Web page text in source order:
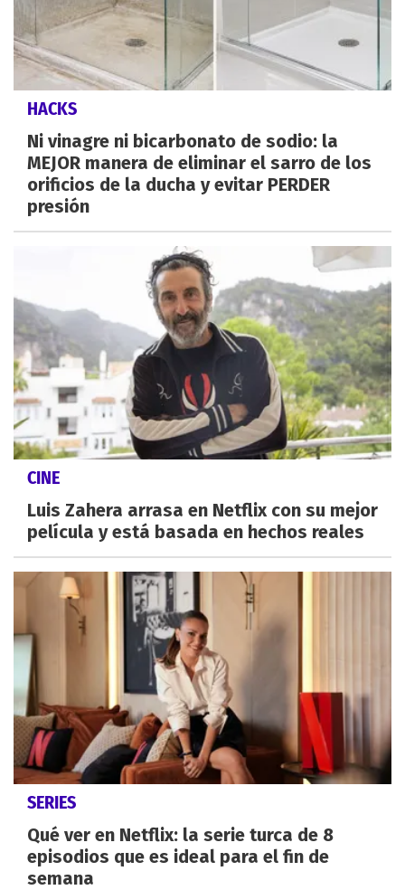
HACKS
Ni vinagre ni bicarbonato de sodio: la
MEJOR manera de eliminar el sarro de los
orificios de la ducha y evitar PERDER
presión
CINE
Luis Zahera arrasa en Netflix con su mejor
película y está basada en hechos reales
SERIES
Qué ver en Netflix: la serie turca de 8
episodios que es ideal para el fin de
semana